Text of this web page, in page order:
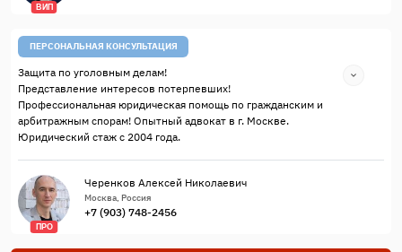
ВИП
ПЕРСОНАЛЬНАЯ КОНСУЛЬТАЦИЯ
Защита по уголовным делам!
Представление интересов потерпевших!
Профессиональная юридическая помощь по гражданским и
арбитражным спорам! Опытный адвокат в г. Москве.
Юридический стаж с 2004 года.
ПРО
Черенков Алексей Николаевич
Москва, Россия
+7 (903) 748-2456